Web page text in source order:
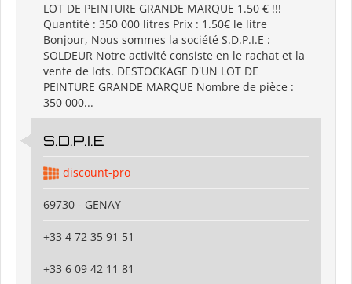
LOT DE PEINTURE GRANDE MARQUE 1.50 € !!!
Quantité : 350 000 litres Prix : 1.50€ le litre
Bonjour, Nous sommes la société S.D.P.I.E :
SOLDEUR Notre activité consiste en le rachat et la
vente de lots. DESTOCKAGE D'UN LOT DE
PEINTURE GRANDE MARQUE Nombre de pièce :
350 000...
S.D.P.I.E
discount-pro
69730 - GENAY
+33 4 72 35 91 51
+33 6 09 42 11 81